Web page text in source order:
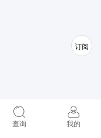
查询 我的
订阅